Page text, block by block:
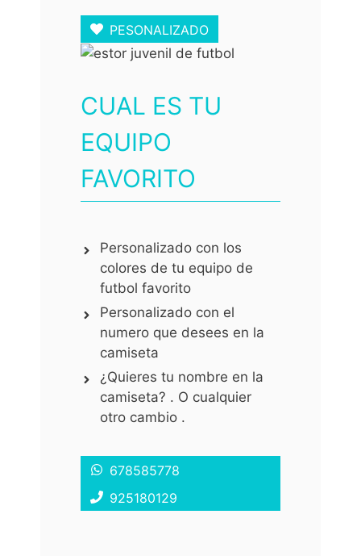
PESONALIZADO
CUAL ES TU
EQUIPO
FAVORITO
Personalizado con los
colores de tu equipo de
futbol favorito
Personalizado con el
numero que desees en la
camiseta
¿Quieres tu nombre en la
camiseta? . O cualquier
otro cambio .
678585778
925180129